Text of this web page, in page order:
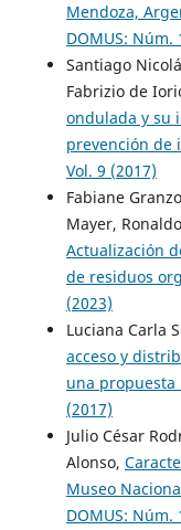
Mendoza,
DOMUS: Núm.
Santiago
Fabrizio de
ondulada y su
prevención de
Vol. 9 (2017)
Fabiane
Mayer,
Actualización
de residuos
(2023)
Luciana Carla
acceso y
una propuesta
(2017)
Julio César
Alonso,
Museo
DOMUS: Núm.